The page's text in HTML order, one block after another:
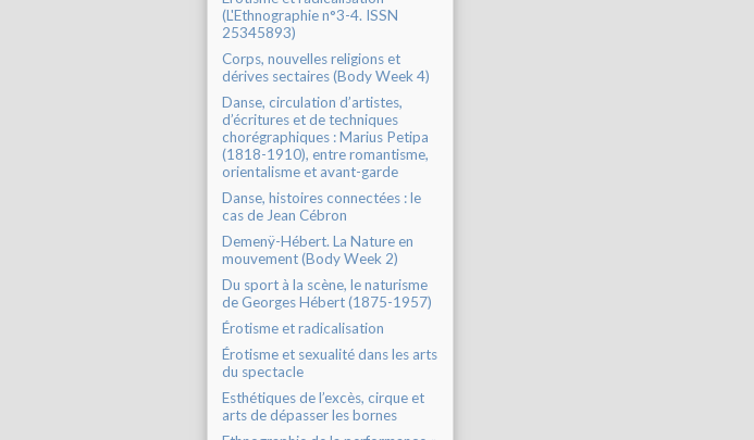
(L'Ethnographie n°3-4. ISSN
25345893)
Corps, nouvelles religions et
dérives sectaires (Body Week 4)
Danse, circulation d’artistes,
d’écritures et de techniques
chorégraphiques : Marius Petipa
(1818-1910), entre romantisme,
orientalisme et avant-garde
Danse, histoires connectées : le
cas de Jean Cébron
Demenÿ-Hébert. La Nature en
mouvement (Body Week 2)
Du sport à la scène, le naturisme
de Georges Hébert (1875-1957)
Érotisme et radicalisation
Érotisme et sexualité dans les arts
du spectacle
Esthétiques de l’excès, cirque et
arts de dépasser les bornes